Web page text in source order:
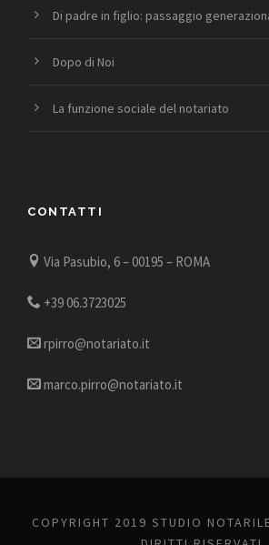
Di padre in figlio: passaggio
Dopo di Noi
La funzione sociale del notariato
CONTATTI
Via Pasubio, 6 – 00195 – ROMA
+39 06.3723025
rpirro@notariato.it
marco.pirro@notariato.it
COPYRIGHT 2019 STUDIO